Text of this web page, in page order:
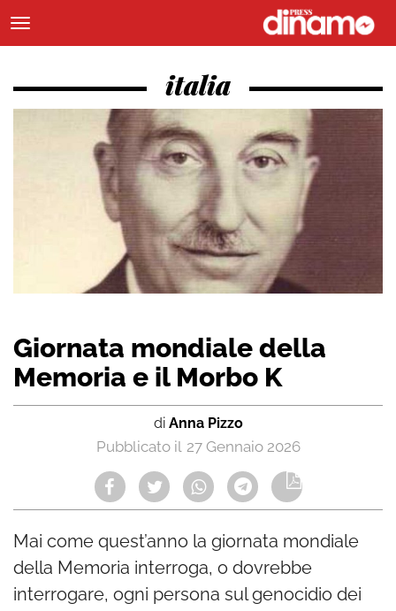
italia
Giornata mondiale della
Memoria e il Morbo K
di Anna Pizzo
27 Gennaio 2026
Mai come quest’anno la giornata mondiale
della Memoria interroga, o dovrebbe
interrogare, ogni persona sul genocidio dei